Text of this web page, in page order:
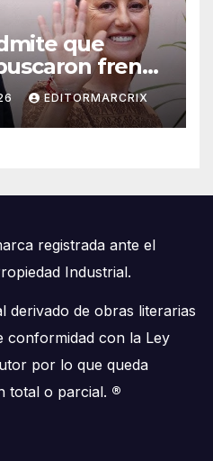
que
frenar
a la Corte
EDITORMARCRIX
registrada ante el
Industrial.
derivado de obras literarias
conformidad con la Ley
por lo que queda
total o parcial. ®